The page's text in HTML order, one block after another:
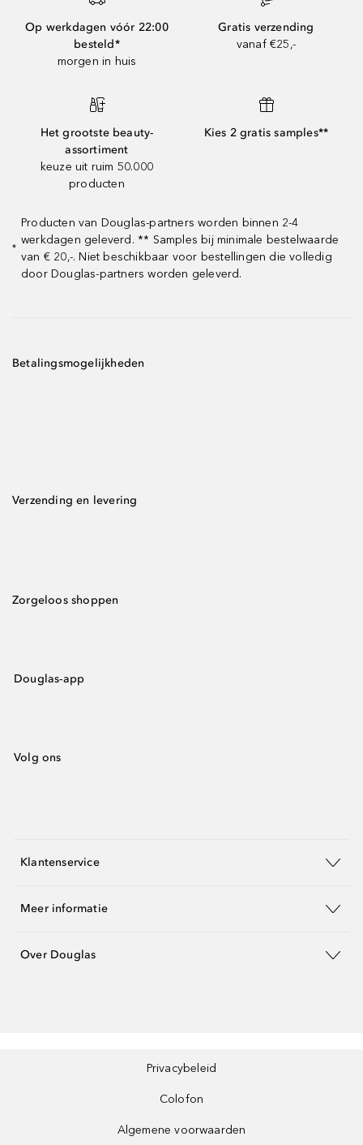
Op werkdagen vóór 22:00
besteld*
morgen in huis
Gratis verzending
vanaf €25,-
Het grootste beauty-
assortiment
keuze uit ruim 50.000
producten
Kies 2 gratis samples**
*
Producten van Douglas-partners worden binnen 2-4
werkdagen geleverd. ** Samples bij minimale bestelwaarde
van € 20,-. Niet beschikbaar voor bestellingen die volledig
door Douglas-partners worden geleverd.
Betalingsmogelijkheden
Verzending en levering
Zorgeloos shoppen
Douglas-app
Volg ons
Klantenservice
Meer informatie
Over Douglas
Privacybeleid
Colofon
Algemene voorwaarden